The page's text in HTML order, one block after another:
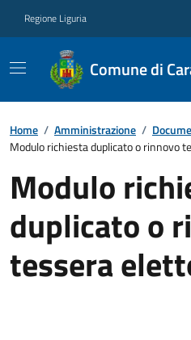
Regione Liguria
Comune di
Home / Amministrazione /
Modulo richiesta duplicato o rinnovo
Modulo
duplicato o
tessera